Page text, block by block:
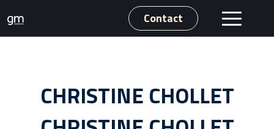
Nos expertises
Contact
CHRISTINE CHOLLET